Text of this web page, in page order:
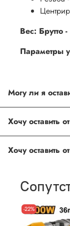
Вес: Брутто
Параметры
Могу ли я
товарах
Хочу оставить
Хочу оставить
Ваш отзыв о
Оставить отзыв
-22%